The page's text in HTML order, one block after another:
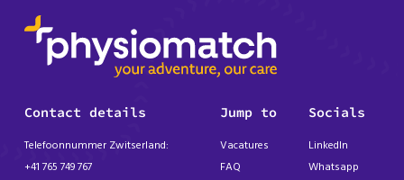
Contact details
Telefoonnummer Zwitserland:
+41 765 749 767
Jump to
Vacatures
FAQ
Socials
LinkedIn
Whatsapp